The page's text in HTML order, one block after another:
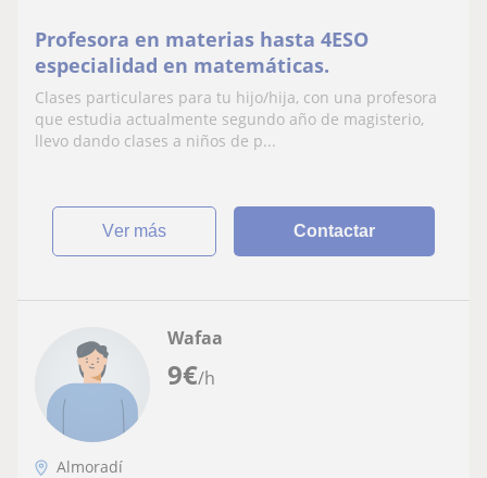
Profesora en materias hasta 4ESO
especialidad en matemáticas.
Clases particulares para tu hijo/hija, con una profesora
que estudia actualmente segundo año de magisterio,
llevo dando clases a niños de p...
ver más Contactar
9€/h
Wafaa
Almoradí